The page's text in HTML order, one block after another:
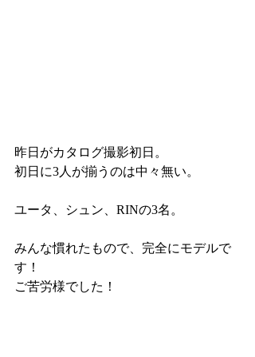
昨日がカタログ撮影初日。
初日に3人が揃うのは中々無い。
ユータ、シュン、RINの3名。
みんな慣れたもので、完全にモデルで
す！
ご苦労様でした！